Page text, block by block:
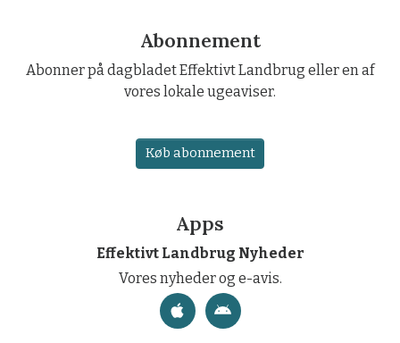
Abonnement
Abonner på dagbladet Effektivt Landbrug eller en af
vores lokale ugeaviser.
Køb abonnement
Apps
Effektivt Landbrug Nyheder
Vores nyheder og e-avis.